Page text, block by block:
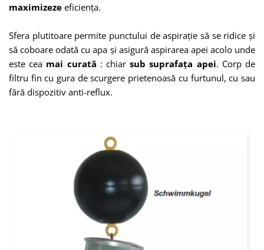
maximizeze eficiența.
Sfera plutitoare permite punctului de aspirație să se ridice și
să coboare odată cu apa și asigură aspirarea apei acolo unde
este cea mai curată : chiarsubsuprafața apei. Corp de
filtru fin cu gura de scurgere prietenoasă cu furtunul, cu sau
fără dispozitiv anti-reflux.